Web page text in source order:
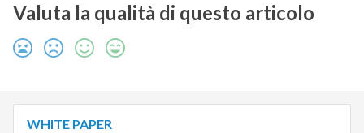
Valuta la qualità di questo articolo
WHITE PAPER